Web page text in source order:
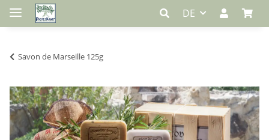
DE
Savon de Marseille 125g